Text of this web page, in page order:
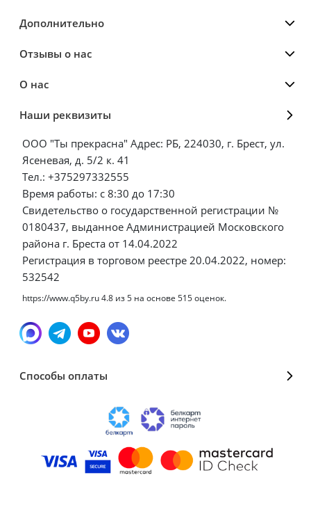
Дополнительно
Отзывы о нас
О нас
Наши реквизиты
ООО "Ты прекрасна" Адрес: РБ, 224030, г. Брест, ул.
Ясеневая, д. 5/2 к. 41
Тел.: +375297332555
Время работы: с 8:30 до 17:30
Свидетельство о государственной регистрации №
0180437, выданное Администрацией Московского
района г. Бреста от 14.04.2022
Регистрация в торговом реестре 20.04.2022, номер:
532542
https://www.q5by.ru4.8 из5 на основе 515оценок.
Способы оплаты